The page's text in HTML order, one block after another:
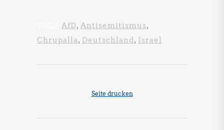
AfD, Antisemitismus,
Chrupalla, Deutschland, Israel
Seite drucken